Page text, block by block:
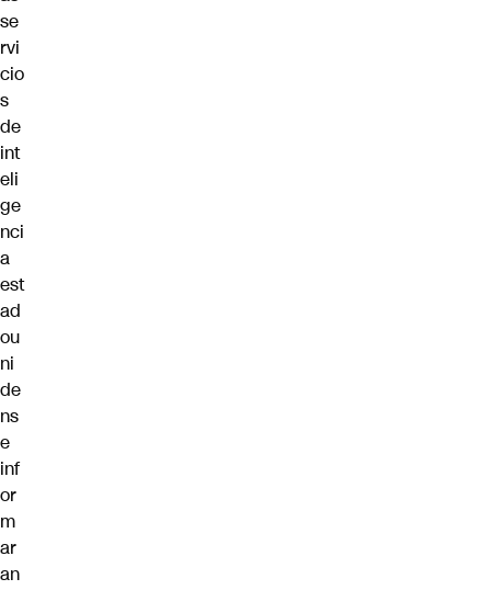
se
rvi
cio
s
de
int
eli
ge
nci
a
est
ad
ou
ni
de
ns
e
inf
or
m
ar
an